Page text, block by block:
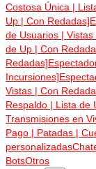
Costosa Única |
Up | Con Redadas]
de Usuarios |
de Up | Con
Redadas]
Incursiones]
Vistas | Con
Respaldo | Lista de
Transmisiones en
Pago | Patadas |
personalizadas
BotsOtros